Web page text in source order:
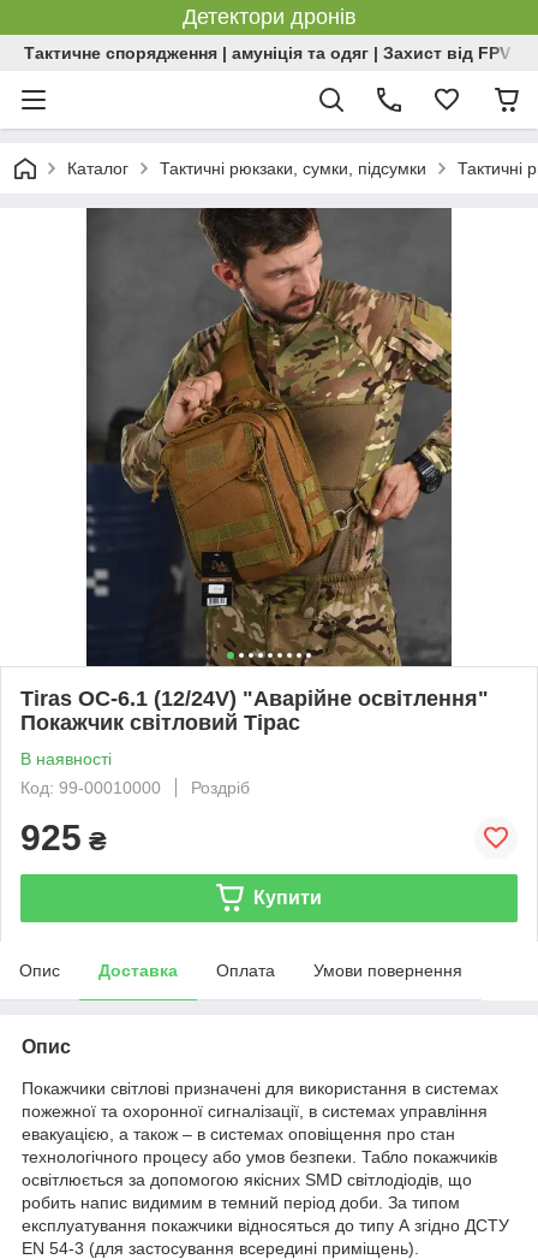
Детектори дронів
Тактичне спорядження | амуніція та одяг | Захист від FPV |
Каталог Тактичні рюкзаки, сумки, підсумки Тактичні
Tiras ОС-6.1 (12/24V) "Аварійне освітлення"
Покажчик світловий Тірас
В наявності
Код: 99-00010000
Роздріб
925 ₴
Купити
Опис Доставка Оплата Умови повернення
Опис
Покажчики світлові призначені для використання в системах
пожежної та охоронної сигналізації, в системах управління
евакуацією, а також – в системах оповіщення про стан
технологічного процесу або умов безпеки. Табло покажчиків
освітлюється за допомогою якісних SMD світлодіодів, що
робить напис видимим в темний період доби. За типом
експлуатування покажчики відносяться до типу А згідно ДСТУ
EN 54-3 (для застосування всередині приміщень).